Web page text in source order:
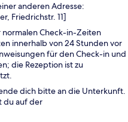
anderen Adresse:
Friedrichstr. 11]
Check-in-Zeiten
innerhalb von 24 Stunden vor
für den Check-in und
die Rezeption ist zu
dich bitte an die Unterkunft.
du auf der